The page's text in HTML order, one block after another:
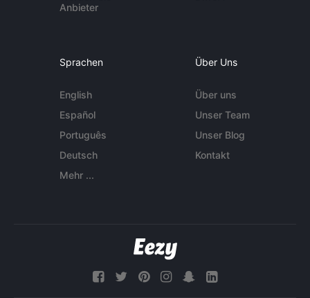
Anbieter
Sprachen
English
Español
Português
Deutsch
Mehr ...
Über Uns
Über uns
Unser Team
Unser Blog
Kontakt